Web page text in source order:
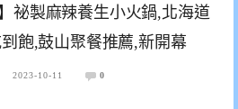
祕製麻辣養生小火鍋,北海道
飽,鼓山聚餐推薦,新開幕
2023-10-11 0